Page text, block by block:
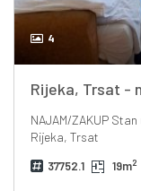
4
Rijeka, Trsat -
NAJAM/ZAKUPStan
Rijeka, Trsat
37752.1 19m2